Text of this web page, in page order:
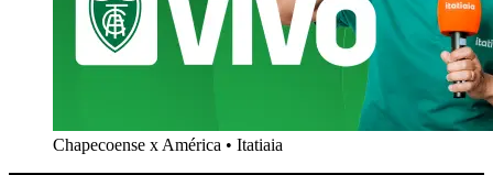
Chapecoense x América • Itatiaia